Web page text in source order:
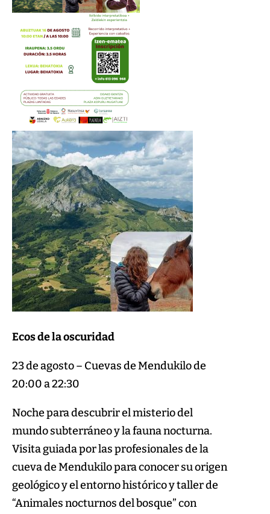
Ecos de la oscuridad
23 de agosto – Cuevas de Mendukilo de
20:00 a 22:30
Noche para descubrir el misterio del
mundo subterráneo y la fauna nocturna.
Visita guiada por las profesionales de la
cueva de Mendukilo para conocer su origen
geológico y el entorno histórico y taller de
“Animales nocturnos del bosque” con